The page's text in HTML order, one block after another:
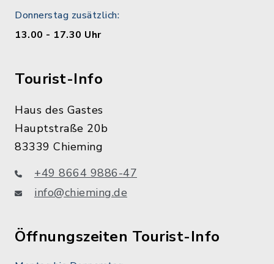
Donnerstag zusätzlich:
13.00 - 17.30 Uhr
Tourist-Info
Haus des Gastes
Hauptstraße 20b
83339 Chieming
+49 8664 9886-47
info@chieming.de
Öffnungszeiten Tourist-Info